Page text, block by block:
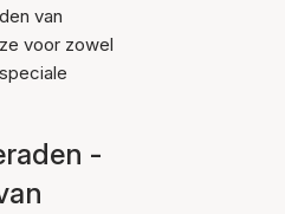
van
voor zowel
-